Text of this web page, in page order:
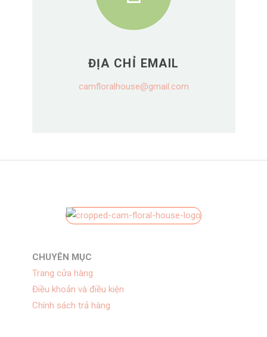
ĐỊA CHỈ EMAIL
camfloralhouse@gmail.com
CHUYÊN MỤC
Trang cửa hàng
Điều khoản và điều kiện
Chính sách trả hàng